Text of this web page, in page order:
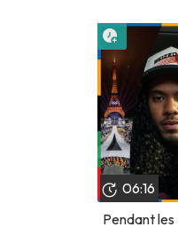
06:16
Pendant les
Lire plus